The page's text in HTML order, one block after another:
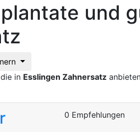
und
in Esslingen Zahnersatz
0 Empfehlungen